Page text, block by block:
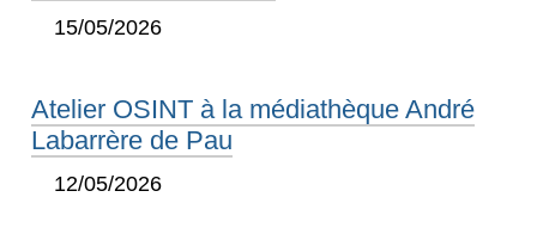
15/05/2026
Atelier OSINT à la médiathèque André
Labarrère de Pau
12/05/2026